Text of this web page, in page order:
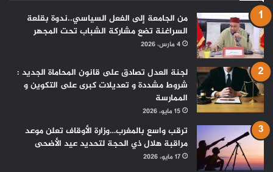
من الجامعة إلى الفعل السياسي..ندوة بقلعة
السراغنة تضع مشاركة الشباب تحت المجهر
4 مارس، 2026
لجنة العدل تصادق على قانون المحاماة الجديد :
شروط مشددة و تعديلات كبرى على التكوين و
الممارسة
15 مايو، 2026
ترقب واسع بالمغرب…وزارة الأوقاف تعلن موعد
مراقبة هلال ذي الحجة لتحديد عيد الأضحى
17 مايو، 2026